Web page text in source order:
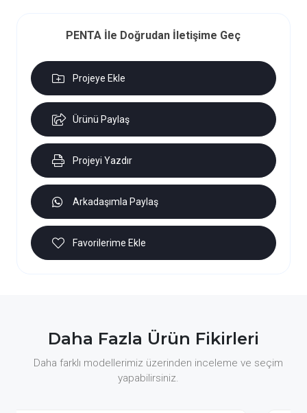
PENTA İle Doğrudan İletişime Geç
Projeye Ekle
Ürünü Paylaş
Projeyi Yazdır
Arkadaşımla Paylaş
Favorilerime Ekle
Daha Fazla Ürün Fikirleri
Daha farklı modellerimiz üzerinden inceleme ve seçim
yapabilirsiniz.